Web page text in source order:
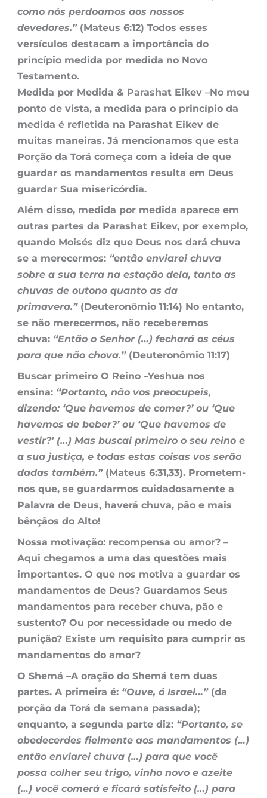
como nós perdoamos aos nossos
devedores.”(Mateus 6:12) Todos esses
versículos destacam a importância do
princípio medida por medida no Novo
Testamento.
Medida por Medida & Parashat Eikev –No meu
ponto de vista, a medida para o princípio da
medida é refletida na Parashat Eikev de
muitas maneiras. Já mencionamos que esta
Porção da Torá começa com a ideia de que
guardar os mandamentos resulta em Deus
guardar Sua misericórdia.
Além disso, medida por medida aparece em
outras partes da Parashat Eikev, por exemplo,
quando Moisés diz que Deus nos dará chuva
se a merecermos: “então enviarei chuva
sobre a sua terra na estação dela, tanto as
chuvas de outono quanto as da
primavera.”(Deuteronômio 11:14) No entanto,
se não merecermos, não receberemos
chuva:“Então o Senhor (…) fechará os céus
para que não chova.” (Deuteronômio 11:17)
Buscar primeiro O Reino –Yeshua nos
ensina: “Portanto, não vos preocupeis,
dizendo: ‘Que havemos de comer?’ ou ‘Que
havemos de beber?’ ou ‘Que havemos de
vestir?’ (…) Mas buscai primeiro o seu reino e
a sua justiça, e todas estas coisas vos serão
dadas também.”(Mateus 6:31,33). Prometem-
nos que, se guardarmos cuidadosamente a
Palavra de Deus, haverá chuva, pão e mais
bênçãos do Alto!
Nossa motivação: recompensa ou amor? –
Aqui chegamos a uma das questões mais
importantes. O que nos motiva a guardar os
mandamentos de Deus? Guardamos Seus
mandamentos para receber chuva, pão e
sustento? Ou por necessidade ou medo de
punição? Existe um requisito para cumprir os
mandamentos do amor?
O Shemá –A oração do Shemá tem duas
partes. A primeira é: “Ouve, ó Israel…”(da
porção da Torá da semana passada);
enquanto, a segunda parte diz: “Portanto, se
obedecerdes fielmente aos mandamentos (…)
então enviarei chuva (…) para que você
possa colher seu trigo, vinho novo e azeite
(…) você comerá e ficará satisfeito (…) para